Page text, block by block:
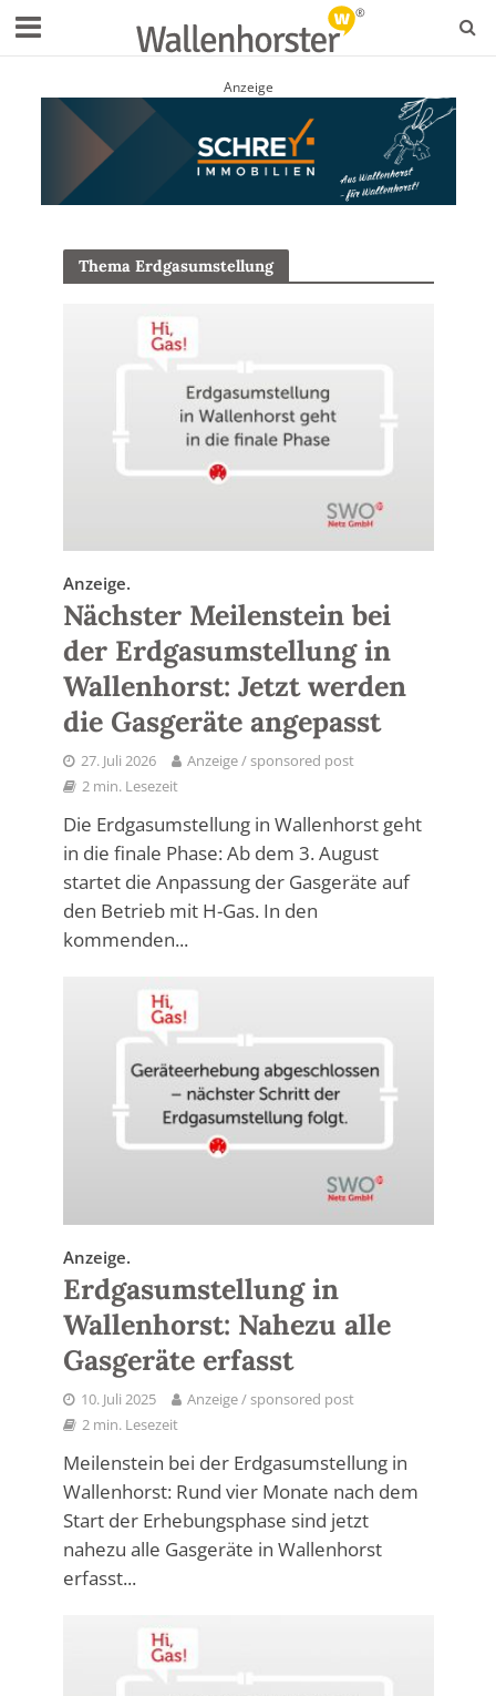
Anzeige
Thema Erdgasumstellung
Anzeige.
Nächster Meilenstein bei
der Erdgasumstellung in
Wallenhorst: Jetzt werden
die Gasgeräte angepasst
27. Juli 2026
Anzeige / sponsored post
2 min. Lesezeit
Die Erdgasumstellung in Wallenhorst geht
in die finale Phase: Ab dem 3. August
startet die Anpassung der Gasgeräte auf
den Betrieb mit H-Gas. In den
kommenden...
Anzeige.
Erdgasumstellung in
Wallenhorst: Nahezu alle
Gasgeräte erfasst
10. Juli 2025
Anzeige / sponsored post
2 min. Lesezeit
Meilenstein bei der Erdgasumstellung in
Wallenhorst: Rund vier Monate nach dem
Start der Erhebungsphase sind jetzt
nahezu alle Gasgeräte in Wallenhorst
erfasst...